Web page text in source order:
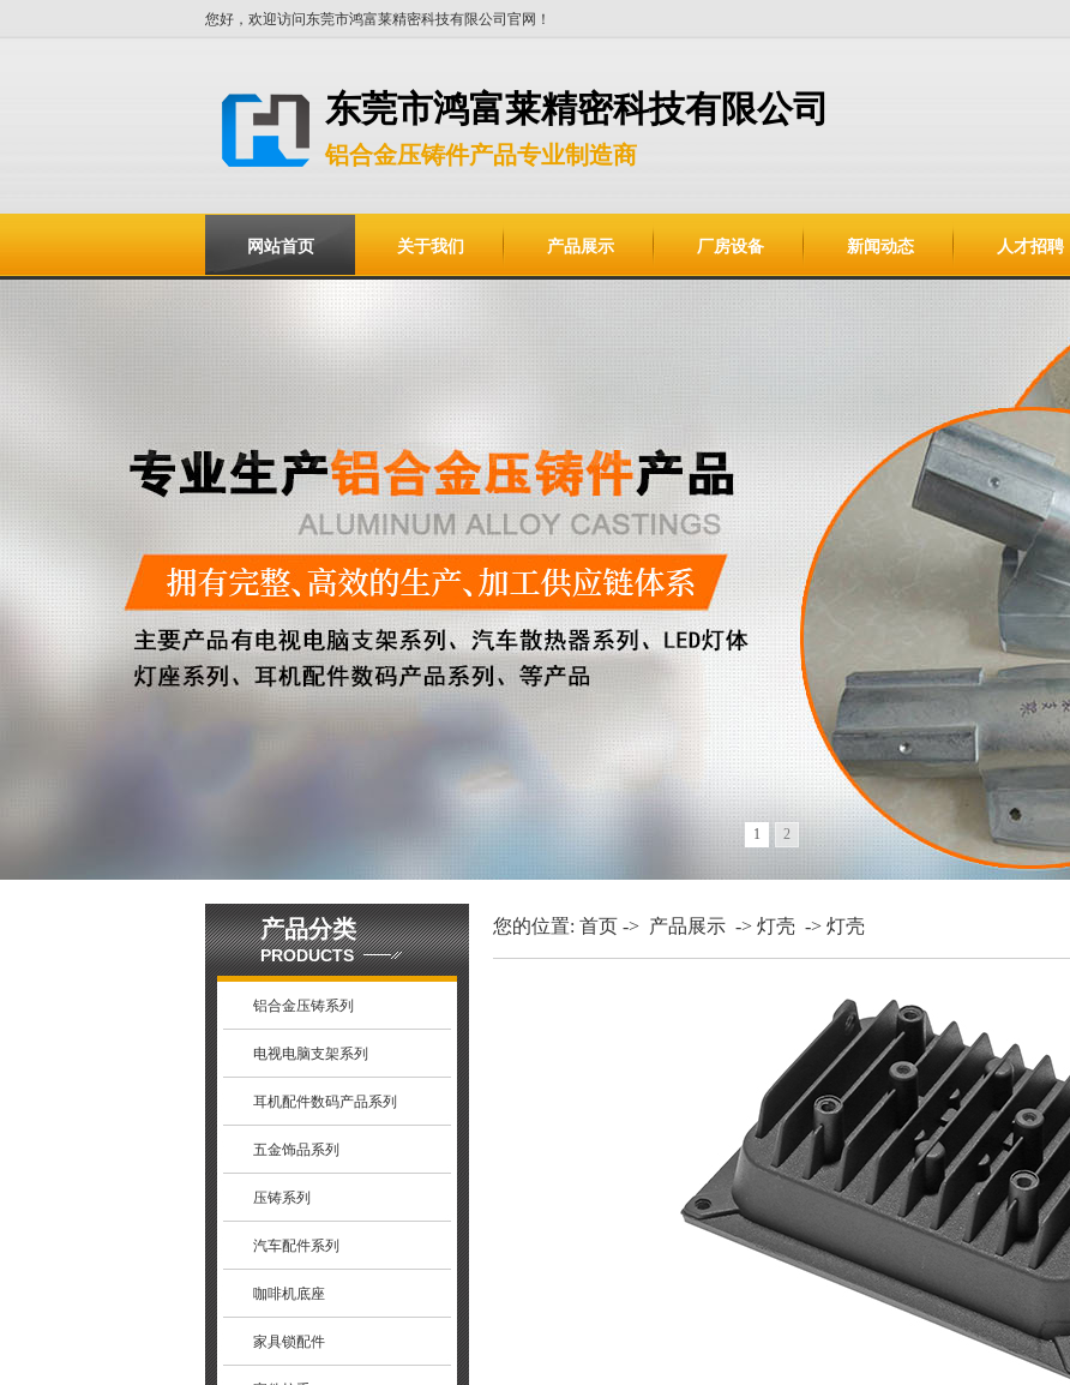
您好，欢迎访问东莞市鸿富莱精密科技有限公司官网！
东莞市鸿富莱精密科技有限公司
铝合金压铸件产品专业制造商
网站首页 关于我们 产品展示 厂房设备 新闻动态 人才招聘
1 2
产品分类
PRODUCTS
铝合金压铸系列
电视电脑支架系列
耳机配件数码产品系列
五金饰品系列
压铸系列
汽车配件系列
咖啡机底座
家具锁配件
您的位置: 首页 -> 产品展示 -> 灯壳 -> 灯壳